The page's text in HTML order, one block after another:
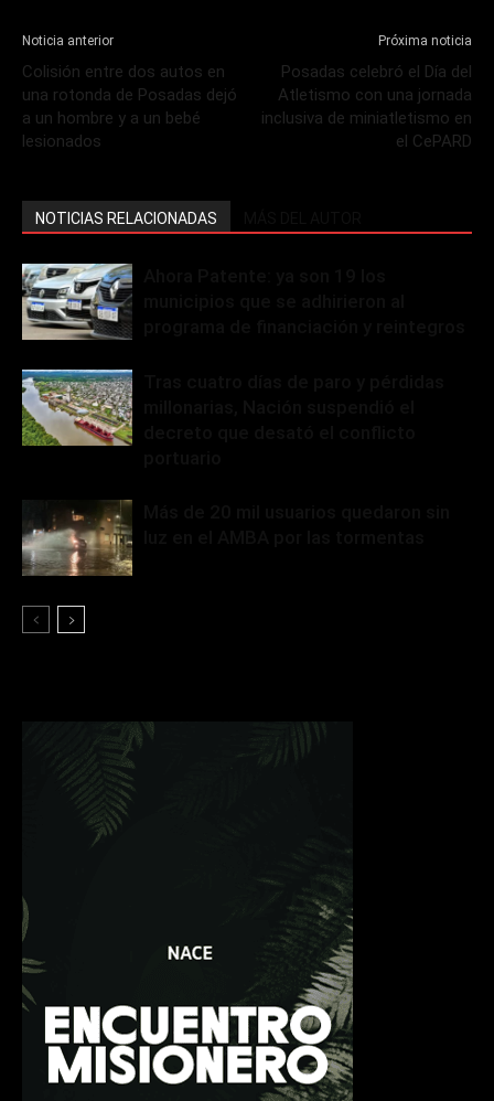
Noticia anterior
Colisión entre dos autos en
una rotonda de Posadas dejó
a un hombre y a un bebé
lesionados
Próxima noticia
Posadas celebró el Día del
Atletismo con una jornada
inclusiva de miniatletismo en
el CePARD
NOTICIAS RELACIONADAS